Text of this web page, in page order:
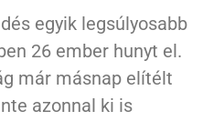
egyik legsúlyosabb
26 ember hunyt el.
már másnap elítélt
azonnal ki is